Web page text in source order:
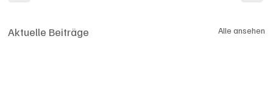
Aktuelle Beiträge Alle ansehen